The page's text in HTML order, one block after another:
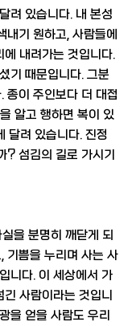
려 있습니다. 내 본성
기 원하고, 사람들에
내려가는 것입니다.
기 때문입니다. 그분
종이 주인보다 더 대접
알고 행하면 복이 있
달려 있습니다. 진정
? 섬김의 길로 가시기
을 분명히 깨닫게 되
기쁨을 누리며 사는 사
니다. 이 세상에서 가
사람이라는 것입니
을 얻을 사람도 우리